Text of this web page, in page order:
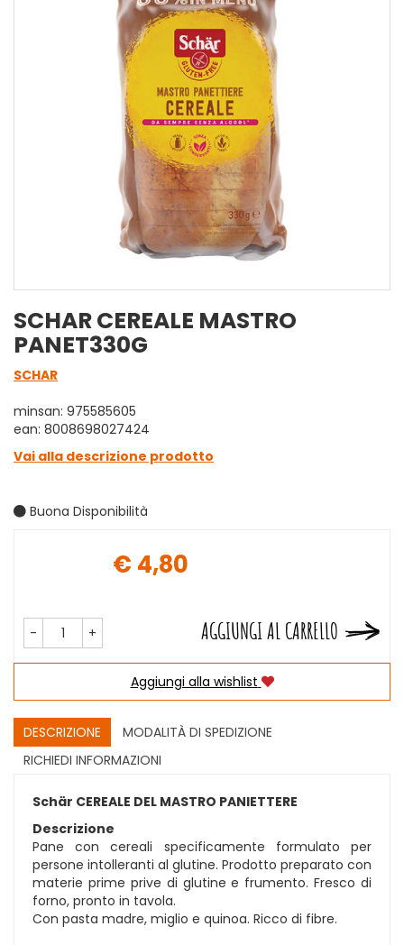
SCHAR CEREALE MASTRO
PANET330G
SCHAR
minsan: 975585605
ean: 8008698027424
Vai alla descrizione prodotto
Buona Disponibilità
€ 4,80
- + AGGIUNGI AL CARRELLO
Aggiungi alla wishlist
DESCRIZIONE
MODALITÀ DI SPEDIZIONE
RICHIEDI INFORMAZIONI
Schär CEREALE DEL MASTRO PANIETTERE
Descrizione
Pane con cereali specificamente formulato per
persone intolleranti al glutine. Prodotto preparato con
materie prime prive di glutine e frumento. Fresco di
forno, pronto in tavola.
Con pasta madre, miglio e quinoa. Ricco di fibre.